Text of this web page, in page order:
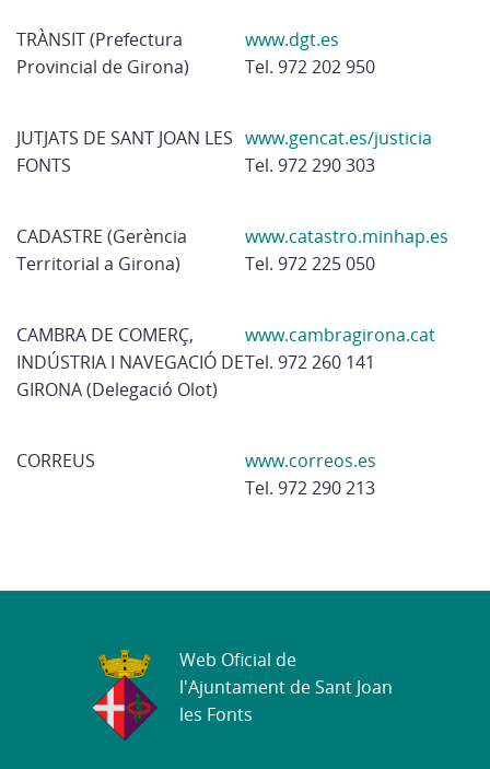
TRÀNSIT (Prefectura
Provincial de Girona)
www.dgt.es
Tel. 972 202 950
JUTJATS DE SANT JOAN LES
FONTS
www.gencat.es/justicia
Tel. 972 290 303
CADASTRE (Gerència
Territorial a Girona)
www.catastro.minhap.es
Tel. 972 225 050
CAMBRA DE COMERÇ,
INDÚSTRIA I NAVEGACIÓ DE
GIRONA (Delegació Olot)
www.cambragirona.cat
Tel. 972 260 141
CORREUS
www.correos.es
Tel. 972 290 213
Web Oficial de
l'Ajuntament de Sant Joan
les Fonts